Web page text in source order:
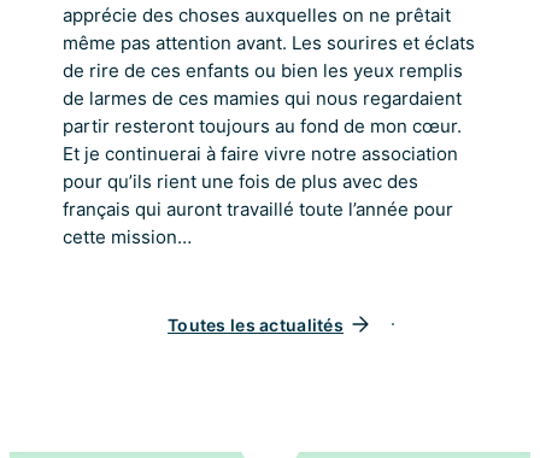
apprécie des choses auxquelles on ne prêtait
même pas attention avant. Les sourires et éclats
de rire de ces enfants ou bien les yeux remplis
de larmes de ces mamies qui nous regardaient
partir resteront toujours au fond de mon cœur.
Et je continuerai à faire vivre notre association
pour qu’ils rient une fois de plus avec des
français qui auront travaillé toute l’année pour
cette mission…
Toutes les actualités